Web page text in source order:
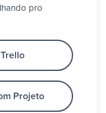
pro
Projeto